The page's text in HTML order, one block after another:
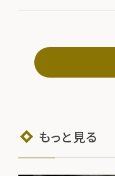
もっと見る